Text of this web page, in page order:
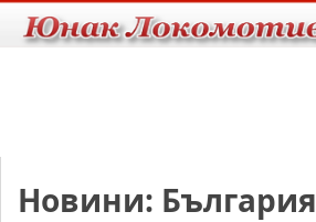
Новини: България